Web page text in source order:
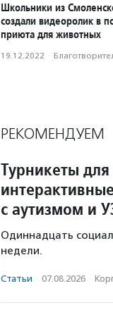
Школьники из
создали видеоролик в
приюта для животных
19.12.2022 ·
РЕКОМЕНДУЕМ
Турникеты
с аутизмом и
Одиннадцать
недели.
Статьи · 07.08.2026 ·